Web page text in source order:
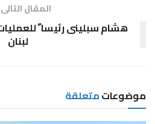
المقال التالى
هشام سبلينى رئيسا
لبنان
موضوعاتمتعلقة